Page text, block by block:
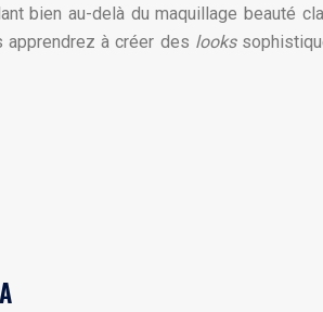
bien au-delà du maquillage beauté
apprendrez à créer des looks